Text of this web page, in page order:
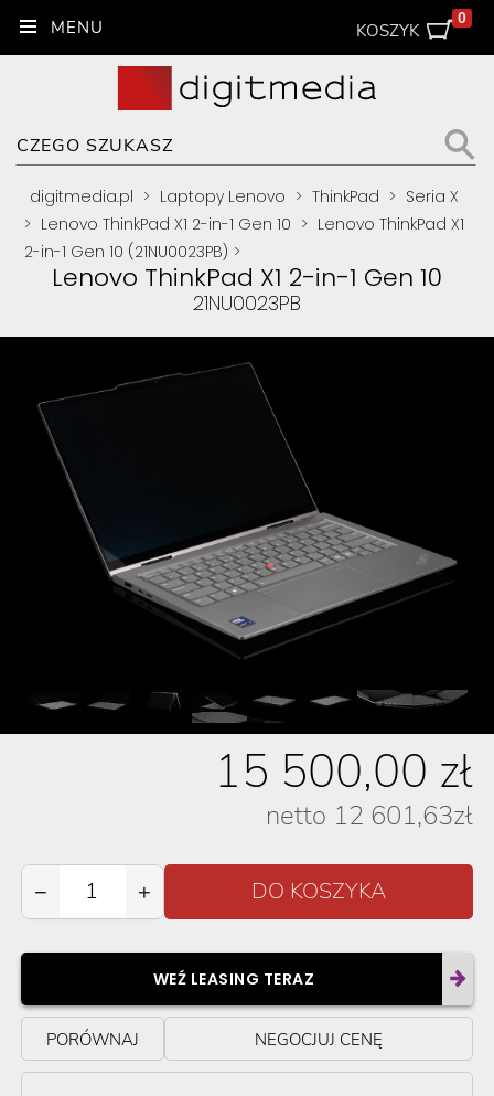
KOSZYK
0
digitmedia.pl > Laptopy Lenovo > ThinkPad > Seria X
> Lenovo ThinkPad X1 2-in-1 Gen 10 > Lenovo ThinkPad X1
2-in-1 Gen 10 (21NU0023PB) >
Lenovo ThinkPad X1 2-in-1 Gen 10
21NU0023PB
15 500,00 zł
netto 12 601,63zł
− +
WEŹ LEASING TERAZ
PORÓWNAJ NEGOCJUJ CENĘ